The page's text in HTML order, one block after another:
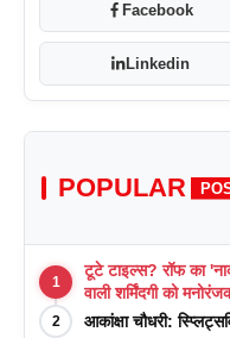
Facebook
Linkedin
POPULAR
1
टूटे टाइल्स? रॉफ का
वाली शर्मिंदगी को
2 आकांक्षा चौधरी: